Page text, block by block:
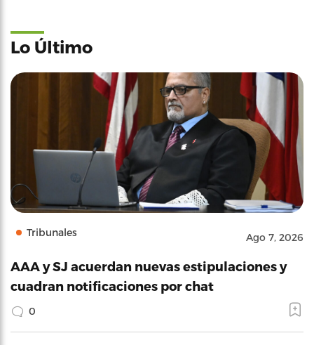
Lo Último
Tribunales Ago 7, 2026
AAA y SJ acuerdan nuevas estipulaciones y
cuadran notificaciones por chat
0